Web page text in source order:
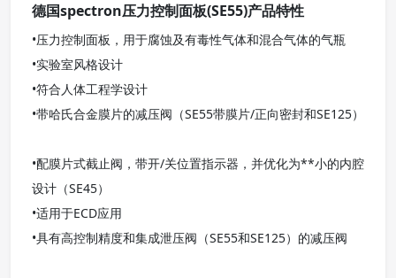
德国spectron压力控制面板(SE55)产品特性
•压力控制面板，用于腐蚀及有毒性气体和混合气体的气瓶
•实验室风格设计
•符合人体工程学设计
•带哈氏合金膜片的减压阀（SE55带膜片/正向密封和SE125）
•配膜片式截止阀，带开/关位置指示器，并优化为**小的内腔
设计（SE45）
•适用于ECD应用
•具有高控制精度和集成泄压阀（SE55和SE125）的减压阀